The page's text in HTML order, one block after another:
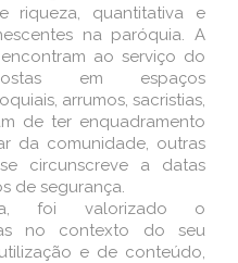
riqueza, quantitativa e
na paróquia. A
ao serviço do
em espaços
arrumos, sacristias,
de ter enquadramento
da comunidade, outras
circunscreve a datas
de segurança.
foi valorizado o
no contexto do seu
e de conteúdo,